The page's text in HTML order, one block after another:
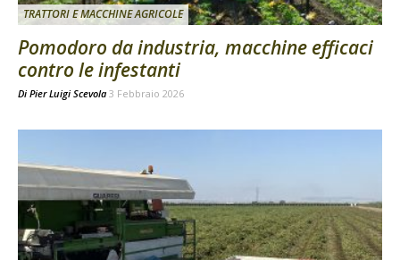
TRATTORI E MACCHINE AGRICOLE
Pomodoro da industria, macchine efficaci
contro le infestanti
Di Pier Luigi Scevola 3 Febbraio 2026